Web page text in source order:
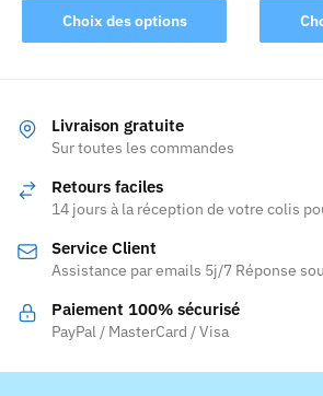
Choix des options
Ce
produit
variations.
Les
peuvent
choisies
sur
la
page
Livraison gratuite
Sur toutes les commandes
Retours faciles
14 jours à la réception de votre colis
Service Client
Assistance par emails 5j/7 Réponse
Paiement 100% sécurisé
PayPal / MasterCard / Visa